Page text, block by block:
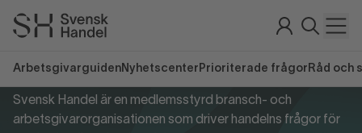
Arbetsgivarguiden Nyhetscenter Prioriterade frågor Råd och
Organisation
Svensk Handel är en medlemsstyrd bransch- och
arbetsgivarorganisationen som driver handelns frågor för